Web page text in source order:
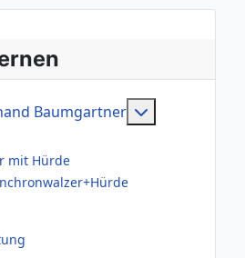
Baumgartner
mit Hürde